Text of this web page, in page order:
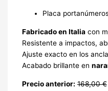
Placa
Fabricado en Italiacon
Resistente a impactos,
Ajuste exacto en los
Acabado brillante en
Precio anterior: 168,00 €